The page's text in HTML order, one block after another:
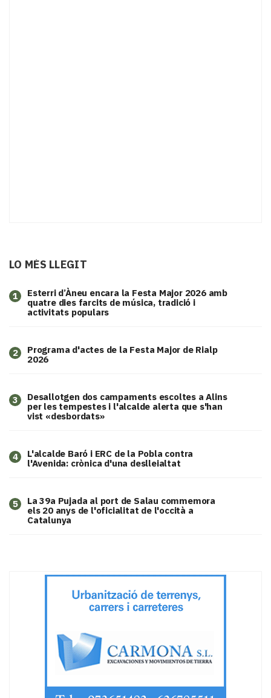
LO MÉS LLEGIT
1
Esterri d’Àneu encara la Festa Major 2026 amb
quatre dies farcits de música, tradició i
activitats populars
2
Programa d'actes de la Festa Major de Rialp
2026
3
​Desallotgen dos campaments escoltes a Alins
per les tempestes i l'alcalde alerta que s'han
vist «desbordats»
4
L'alcalde Baró i ERC de la Pobla contra
l'Avenida: crònica d'una deslleialtat
5
​La 39a Pujada al port de Salau commemora
els 20 anys de l'oficialitat de l'occità a
Catalunya